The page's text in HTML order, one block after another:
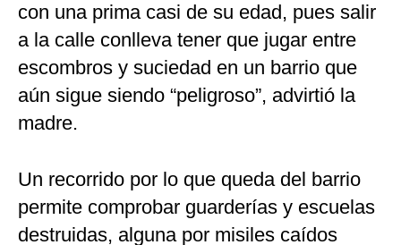
con una prima casi de su edad, pues salir
a la calle conlleva tener que jugar entre
escombros y suciedad en un barrio que
aún sigue siendo “peligroso”, advirtió la
madre.
Un recorrido por lo que queda del barrio
permite comprobar guarderías y escuelas
destruidas, alguna por misiles caídos